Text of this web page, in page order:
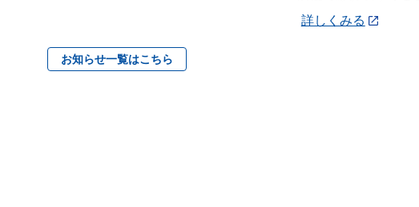
詳しくみる
お知らせ一覧はこちら